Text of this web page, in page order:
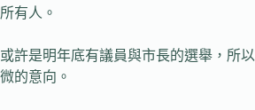
所有人。
或許是明年底有議員與市長的選舉，所
微的意向。